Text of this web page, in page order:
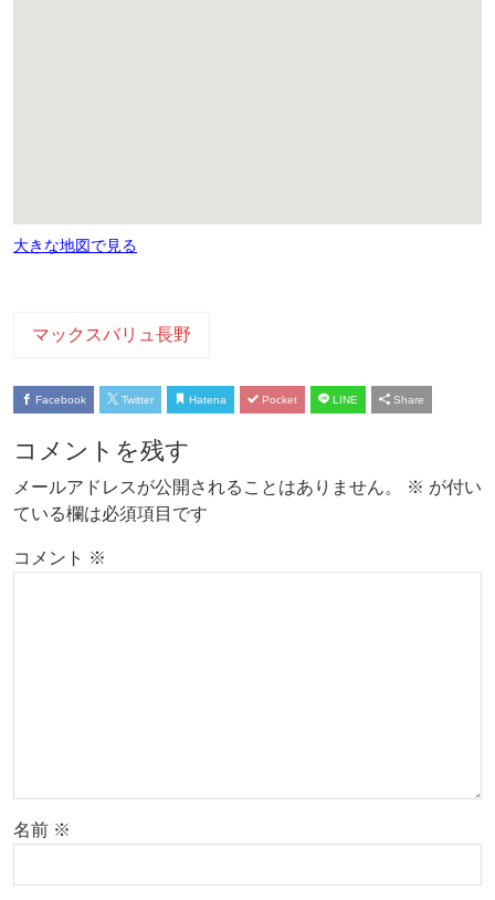
大きな地図で見る
マックスバリュ長野
Facebook Twitter Hatena Pocket LINE Share
コメントを残す
メールアドレスが公開されることはありません。 ※ が付い
ている欄は必須項目です
コメント ※
名前 ※